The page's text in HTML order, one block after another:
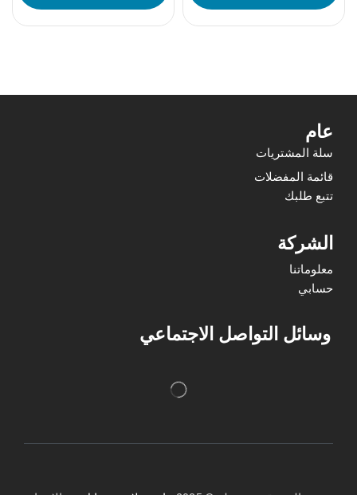
عام
سلة المشتريات
قائمة المفضلات
تتبع طلبك
الشركة
معلوماتنا
حسابي
وسائل التواصل الاجتماعي